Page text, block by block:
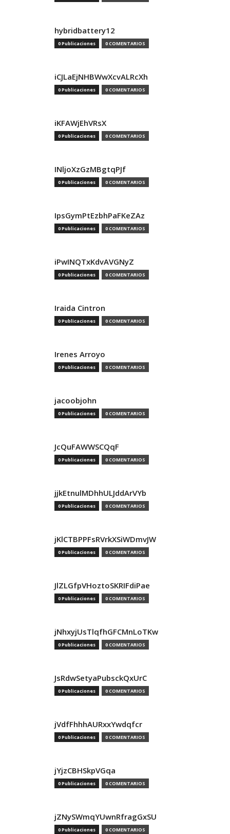
hybridbattery12
0 Publicaciones 0 COMENTARIOS
iCJLaEjNHBWwXcvALRcXh
0 Publicaciones 0 COMENTARIOS
iKFAWjEhVRsX
0 Publicaciones 0 COMENTARIOS
INljoXzGzMBgtqPJf
0 Publicaciones 0 COMENTARIOS
IpsGymPtEzbhPaFKeZAz
0 Publicaciones 0 COMENTARIOS
iPwINQTxKdvAVGNyZ
0 Publicaciones 0 COMENTARIOS
Iraida Cintron
0 Publicaciones 0 COMENTARIOS
Irenes Arroyo
0 Publicaciones 0 COMENTARIOS
jacoobjohn
0 Publicaciones 0 COMENTARIOS
JcQuFAWWSCQqF
0 Publicaciones 0 COMENTARIOS
jjkEtnulMDhhULJddArVYb
0 Publicaciones 0 COMENTARIOS
jKlCTBPPFsRVrkXSiWDmvJW
0 Publicaciones 0 COMENTARIOS
JlZLGfpVHoztoSKRIFdiPae
0 Publicaciones 0 COMENTARIOS
jNhxyjUsTlqfhGFCMnLoTKw
0 Publicaciones 0 COMENTARIOS
JsRdwSetyaPubsckQxUrC
0 Publicaciones 0 COMENTARIOS
jVdfFhhhAURxxYwdqfcr
0 Publicaciones 0 COMENTARIOS
jYjzCBHSkpVGqa
0 Publicaciones 0 COMENTARIOS
jZNySWmqYUwnRfragGxSU
0 Publicaciones 0 COMENTARIOS